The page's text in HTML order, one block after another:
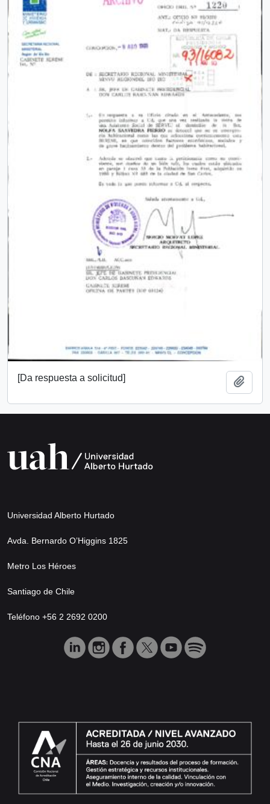
[Da respuesta a solicitud]
Universidad Alberto Hurtado
Avda. Bernardo O’Higgins 1825
Metro Los Héroes
Santiago de Chile
Teléfono +56 2 2692 0200